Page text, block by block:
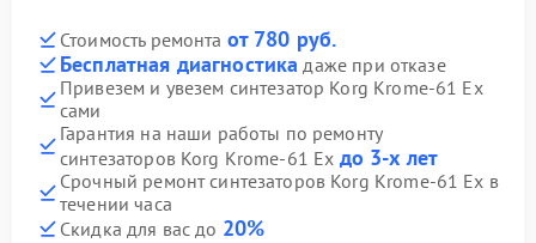
Стоимость ремонта от 780 руб.
Бесплатная диагностика даже при отказе
Привезем и увезем синтезатор Korg Krome-61 Ex
сами
Гарантия на наши работы по ремонту
синтезаторов Korg Krome-61 Ex до 3-х лет
Срочный ремонт синтезаторов Korg Krome-61 Ex в
течении часа
Скидка для вас до 20%